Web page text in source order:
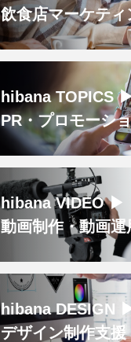
飲食店マーケティ
hibana TOPICS
PR・プロモーシ
hibana VIDEO ▶︎
動画制作・動画運
hibana DESIGN
デザイン制作支援